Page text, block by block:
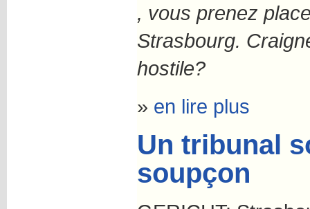
, vous prenez
Strasbourg.
hostile?
» en lire plus
Un tribunal
soupçon